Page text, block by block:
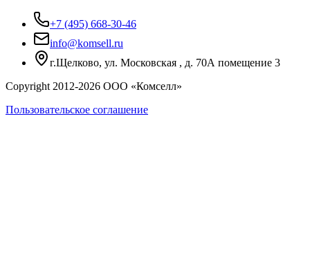
+7 (495) 668-30-46
info@komsell.ru
г.Щелково, ул. Московская , д. 70А помещение 3
Copyright 2012-2026 ООО «Комселл»
Пользовательское соглашение